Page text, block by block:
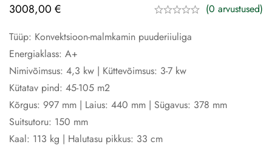
3008,00 €
(0 arvustused)
Tüüp: Konvektsioon-malmkamin puuderiiuliga
Energiaklass: A+
Nimivõimsus: 4,3 kw | Küttevõimsus: 3-7 kw
Kütatav pind: 45-105 m2
Kõrgus: 997 mm | Laius: 440 mm | Sügavus: 378 mm
Suitsutoru: 150 mm
Kaal: 113 kg | Halutasu pikkus: 33 cm